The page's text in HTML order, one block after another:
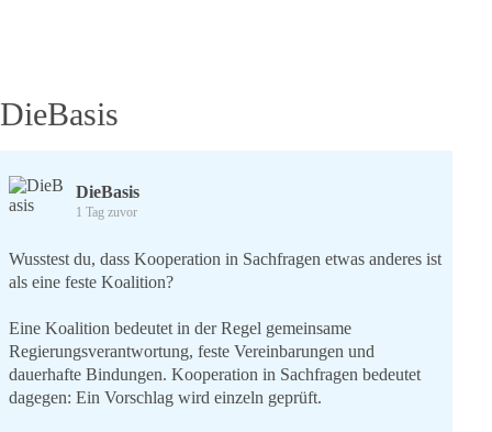
DieBasis
DieBasis
1 Tag zuvor
Wusstest du, dass Kooperation in Sachfragen etwas anderes ist
als eine feste Koalition?
Eine Koalition bedeutet in der Regel gemeinsame
Regierungsverantwortung, feste Vereinbarungen und
dauerhafte Bindungen. Kooperation in Sachfragen bedeutet
dagegen: Ein Vorschlag wird einzeln geprüft.